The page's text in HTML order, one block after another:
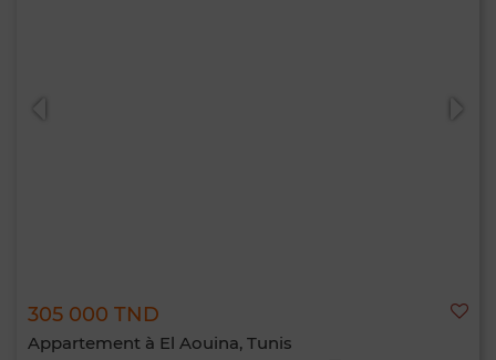
305 000 TND
Appartement à El Aouina, Tunis